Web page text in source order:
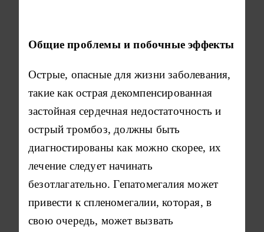
Общие проблемы и побочные эффекты
Острые, опасные для жизни заболевания,
такие как острая декомпенсированная
застойная сердечная недостаточность и
острый тромбоз, должны быть
диагностированы как можно скорее, их
лечение следует начинать
безотлагательно. Гепатомегалия может
привести к спленомегалии, которая, в
свою очередь, может вызвать